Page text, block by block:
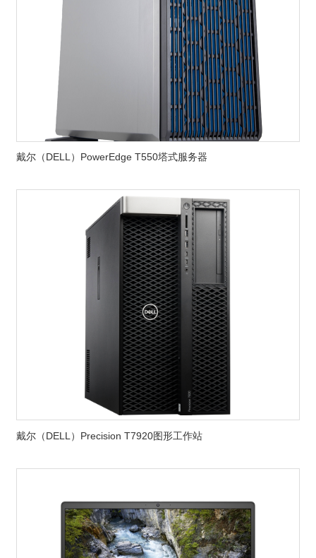
戴尔（DELL）PowerEdge T550塔式服务器
戴尔（DELL）Precision T7920图形工作站